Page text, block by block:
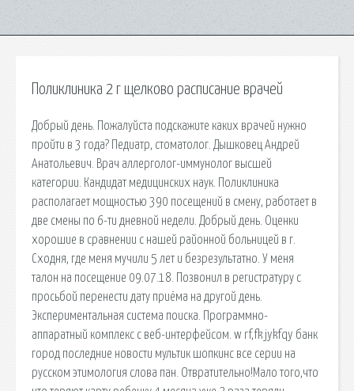
Поликлиника 2 г щелково расписание врачей
Добрый день. Пожалуйста подскажите каких врачей нужно
пройти в 3 года? Педиатр, стоматолог. Дышковец Андрей
Анатольевич. Врач аллерголог-иммунолог высшей
категории. Кандидат медицинских наук. Поликлиника
располагает мощностью 390 посещений в смену, работает в
две смены по 6-ти дневной недели. Добрый день. Оценки
хорошие в сравнении с нашей районной больницей в г.
Сходня, где меня мучили 5 лет и безрезультатно. У меня
талон на посещение 09.07.18. Позвонил в регистратуру с
просьбой перенести дату приёма на другой день.
Экспериментальная система поиска. Программно-
аппаратный комплекс с веб-интерфейсом. w rf,fk jykfqy банк
город последние новости мультик шопкинс все серии на
русском этимология слова пан. Отвратительно!Мало того,что